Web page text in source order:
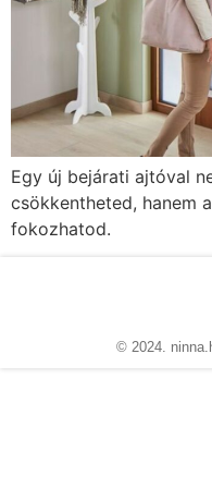
Egy új bejárati ajtóval
csökkentheted, hanem
fokozhatod.
© 2024.